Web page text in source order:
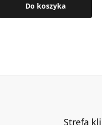
Do koszyka
Strefa